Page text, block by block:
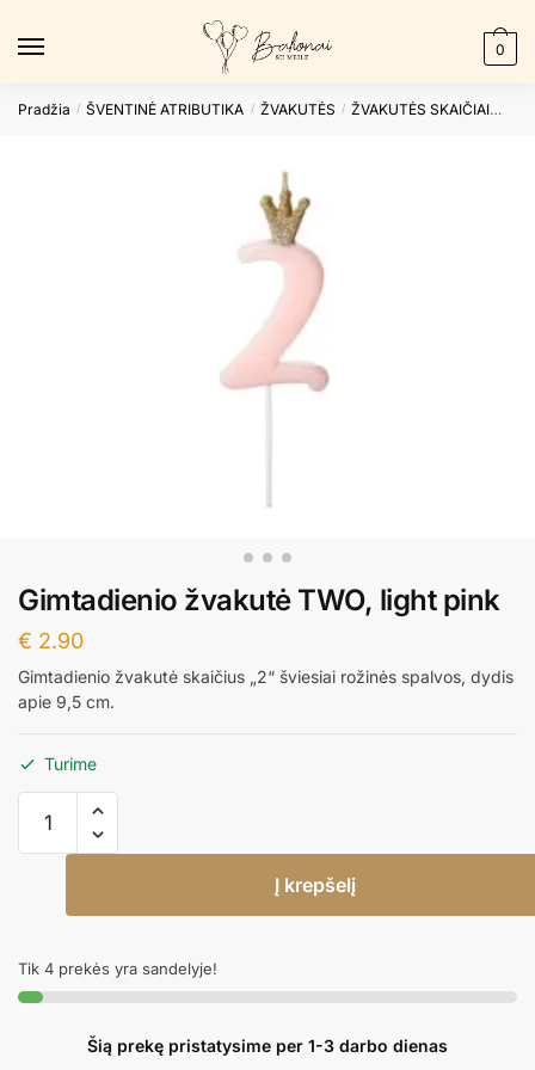
0
Pradžia / ŠVENTINĖ ATRIBUTIKA / ŽVAKUTĖS / ŽVAKUTĖS SKAIČIAI
Gimtadienio žvakutė TWO, light pink
€ 2.90
Gimtadienio žvakutė skaičius „2“ šviesiai rožinės spalvos, dydis
apie 9,5 cm.
Turime
kiekis:
Gimtadienio
pink
Į krepšelį
Tik 4 prekės yra sandelyje!
Šią prekę pristatysime per 1-3 darbo dienas